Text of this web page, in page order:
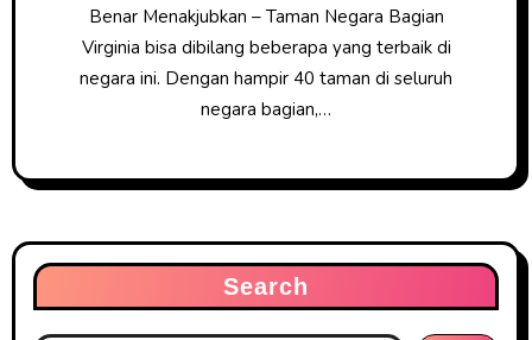
Benar Menakjubkan – Taman Negara Bagian
Virginia bisa dibilang beberapa yang terbaik di
negara ini. Dengan hampir 40 taman di seluruh
negara bagian,…
Search